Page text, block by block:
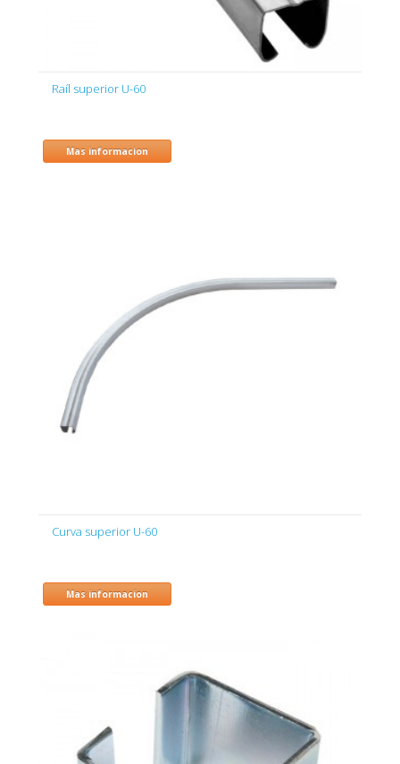
Raíl superior U-60
Mas informacion
Curva superior U-60
Mas informacion